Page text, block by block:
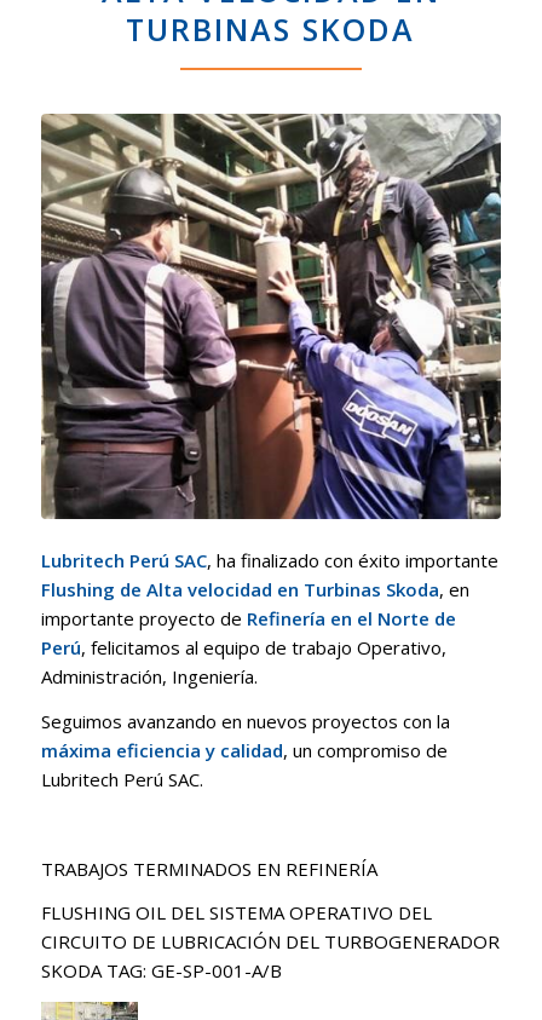
TURBINAS SKODA
Lubritech Perú SAC, ha finalizado con éxito importante
Flushing de Alta velocidad en Turbinas Skoda, en
importante proyecto de Refinería en el Norte de
Perú, felicitamos al equipo de trabajo Operativo,
Administración, Ingeniería.
Seguimos avanzando en nuevos proyectos con la
máxima eficiencia y calidad, un compromiso de
Lubritech Perú SAC.
TRABAJOS TERMINADOS EN REFINERÍA
FLUSHING OIL DEL SISTEMA OPERATIVO DEL
CIRCUITO DE LUBRICACIÓN DEL TURBOGENERADOR
SKODA TAG: GE-SP-001-A/B